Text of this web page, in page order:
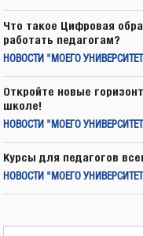
Что такое Цифровая
работать педагогам?
НОВОСТИ "МОЕГО
Откройте новые
школе!
НОВОСТИ "МОЕГО
Курсы для педагогов
НОВОСТИ "МОЕГО